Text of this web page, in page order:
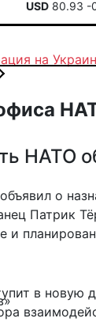
USD 80.93 -
на
НАТО
о
Патрик
и
в новую